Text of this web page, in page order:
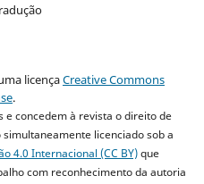
licençaCreative Commons
.
concedem à revista o direito de
licenciado sob a
4.0 Internacional (CC BY)que
com reconhecimento da autoria